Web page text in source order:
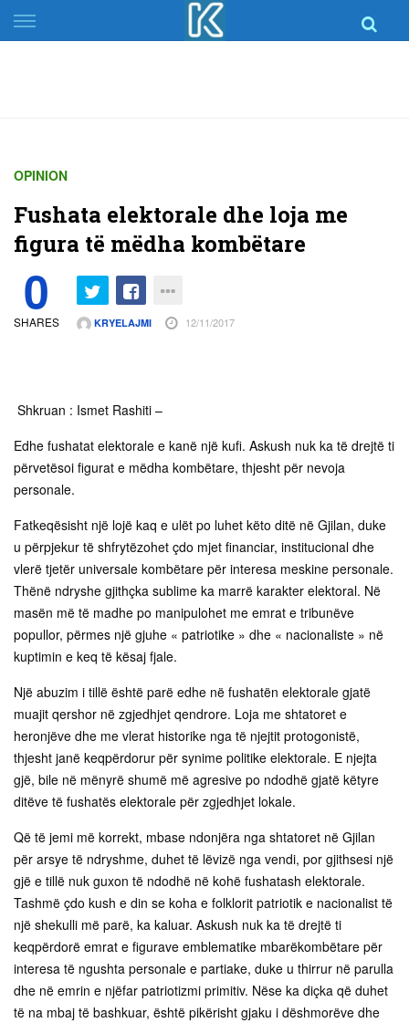
Skip
to
OPINION
Fushata elektorale dhe loja me
figura të mëdha kombëtare
0
SHARES KRYELAJMI 12/11/2017
Shkruan : Ismet Rashiti –
Edhe fushatat elektorale e kanë një kufi. Askush nuk ka të drejtë ti
përvetësoi figurat e mëdha kombëtare, thjesht për nevoja
personale.
Fatkeqësisht një lojë kaq e ulët po luhet këto ditë në Gjilan, duke
u përpjekur të shfrytëzohet çdo mjet financiar, institucional dhe
vlerë tjetër universale kombëtare për interesa meskine personale.
Thënë ndryshe gjithçka sublime ka marrë karakter elektoral. Në
masën më të madhe po manipulohet me emrat e tribunëve
popullor, përmes një gjuhe « patriotike » dhe « nacionaliste » në
kuptimin e keq të kësaj fjale.
Një abuzim i tillë është parë edhe në fushatën elektorale gjatë
muajit qershor në zgjedhjet qendrore. Loja me shtatoret e
heronjëve dhe me vlerat historike nga të njejtit protogonistë,
thjesht janë keqpërdorur për synime politike elektorale. E njejta
gjë, bile në mënyrë shumë më agresive po ndodhë gjatë këtyre
ditëve të fushatës elektorale për zgjedhjet lokale.
Që të jemi më korrekt, mbase ndonjëra nga shtatoret në Gjilan
për arsye të ndryshme, duhet të lëvizë nga vendi, por gjithsesi një
gjë e tillë nuk guxon të ndodhë në kohë fushatash elektorale.
Tashmë çdo kush e din se koha e folklorit patriotik e nacionalist të
një shekulli më parë, ka kaluar. Askush nuk ka të drejtë ti
keqpërdorë emrat e figurave emblematike mbarëkombëtare për
interesa të ngushta personale e partiake, duke u thirrur në parulla
dhe në emrin e njëfar patriotizmi primitiv. Nëse ka diçka që duhet
të na mbaj të bashkuar, është pikërisht gjaku i dëshmorëve dhe